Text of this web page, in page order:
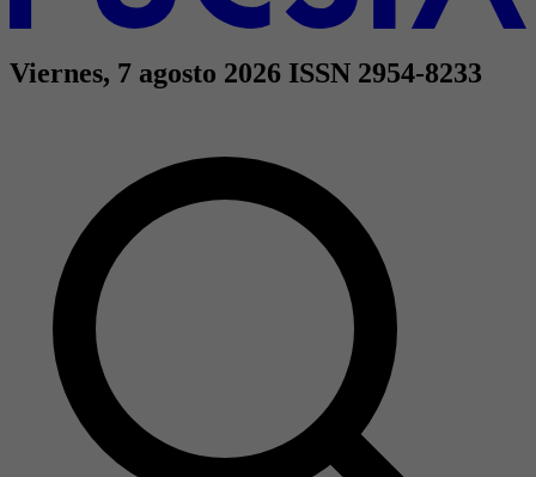
Viernes, 7 agosto 2026 ISSN 2954-8233